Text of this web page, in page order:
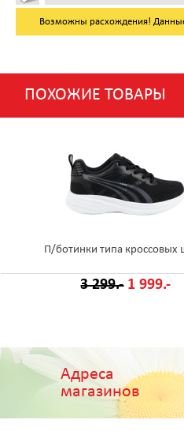
Возможны расхождения!
ПОХОЖИЕ ТОВАРЫ
П/ботинки типа кроссовых
3 299.- 1 999.-
Адреса
магазинов